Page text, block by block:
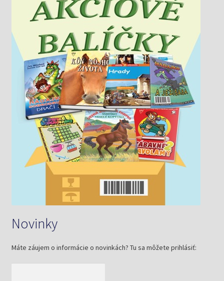
Novinky
Máte záujem o informácie o novinkách? Tu sa môžete prihlásiť: